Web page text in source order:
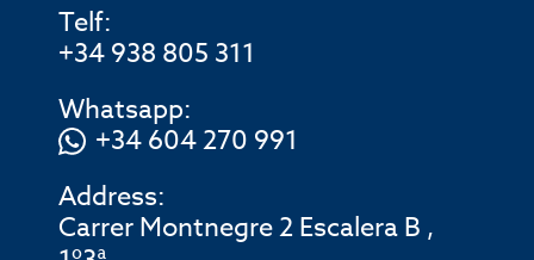
Telf:
+34 938 805 311
Whatsapp:
+34 604 270 991
Address:
Carrer Montnegre 2 Escalera B ,